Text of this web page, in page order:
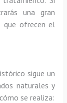
una gran
que ofrecen el
sigue un
naturales y
se realiza: